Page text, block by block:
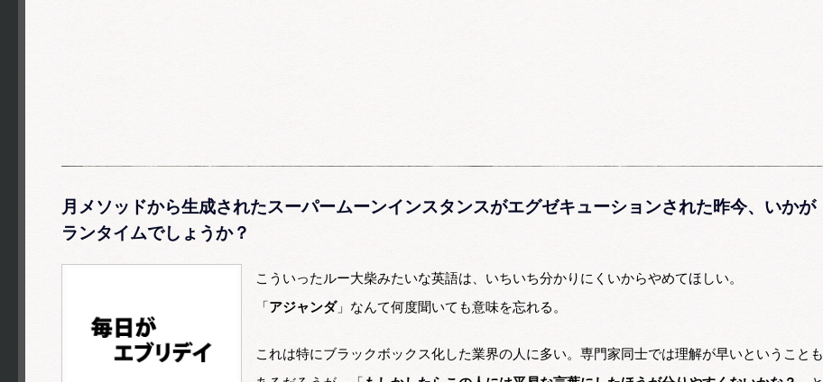
月メソッドから生成されたスーパームーンインスタンスがエグゼキューションされた昨今、いかが
ランタイムでしょうか？
こういったルー大柴みたいな英語は、いちいち分かりにくいからやめてほしい。
「 アジャンダ」なんて何度聞いても意味を忘れる。
これは特にブラックボックス化した業界の人に多い。専門家同士では理解が早いということも